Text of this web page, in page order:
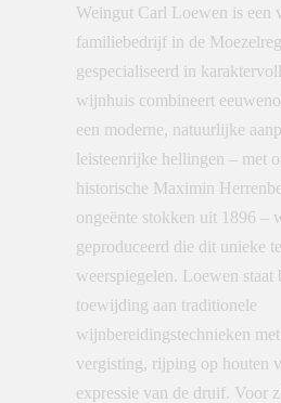
Weingut Carl Loewen is een
familiebedrijf in de
gespecialiseerd in
wijnhuis combineert
een moderne, natuurlijke
leisteenrijke hellingen – met
historische Maximin
ongeënte stokken uit 1896 –
geproduceerd die dit unieke
weerspiegelen. Loewen staat
toewijding aan traditionele
wijnbereidingstechnieken
vergisting, rijping op houten
expressie van de druif.​ Voor